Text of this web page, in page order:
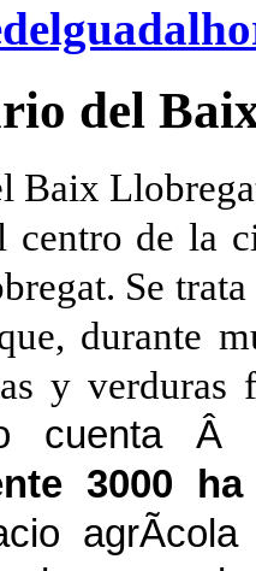
del
Baix
centro de la
Se
durante
y verduras
cuenta
3000 ha